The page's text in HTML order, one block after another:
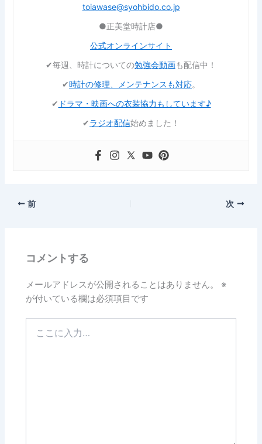
toiawase@syohbido.co.jp
●正美堂時計店●
公式オンラインサイト
✔︎毎週、時計についての勉強会動画も配信中！
✔︎時計の修理、メンテナンスも対応。
✔︎ ドラマ・映画への衣装協力もしています♪
✔︎ラジオ配信始めました！
前 次
コメントする
メールアドレスが公開されることはありません。
※
が付いている欄は必須項目です